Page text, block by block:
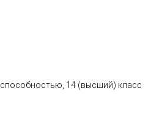
14 (высший) класс